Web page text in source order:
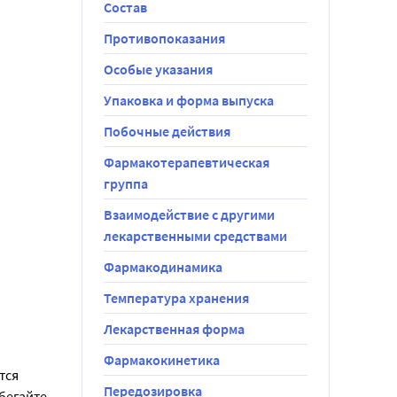
и
или
числа
Состав
Противопоказания
Особые указания
Упаковка и форма выпуска
Побочные действия
Фармакотерапевтическая
группа
Взаимодействие с другими
лекарственными средствами
Фармакодинамика
Температура хранения
Лекарственная форма
Фармакокинетика
Передозировка